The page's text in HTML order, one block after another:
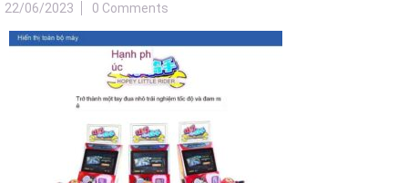
22/06/2023 0 Comments